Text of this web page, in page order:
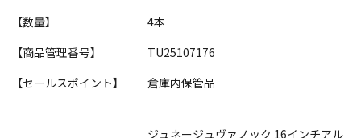
【数量】
4本
【商品管理番号】
TU25107176
【セールスポイント】
倉庫内保管品
ジュネージュヴァノック 16インチアル